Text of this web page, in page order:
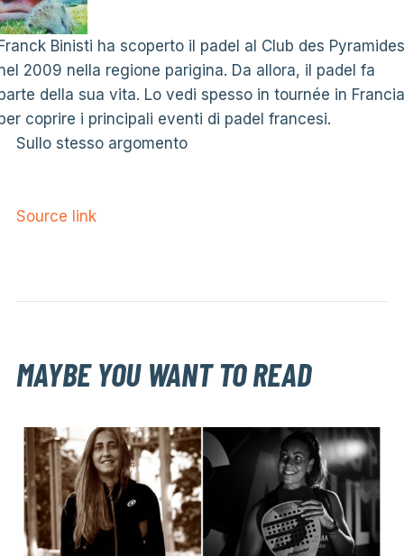
Binisti ha scoperto il padel al Club des Pyramides
2009 nella regione parigina. Da allora, il padel fa
della sua vita. Lo vedi spesso in tournée in Francia
coprire i principali eventi di padel francesi.
Sullo stesso argomento
Source link
MAYBE YOU WANT TO READ